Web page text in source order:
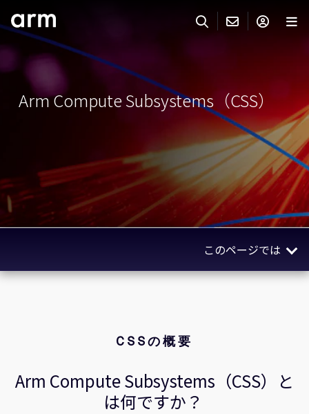
Skip to Footer
サーチ
ARMのお問い合わせ
サポート
販売
企業様向けFlexible Access
IPライセンスのお問い合わせ
ウェブサイト
ARMアカウント
Armアカウント
ログインしてArmアカウントにアクセスする。
ログイン
製品
パートナー
開発
サポート&トレーニング
Arm Compute Subsystems（CSS）
このページでは
CSSの概要
関連情報
CSSの概要
Arm Compute Subsystems（CSS）と
は何ですか？